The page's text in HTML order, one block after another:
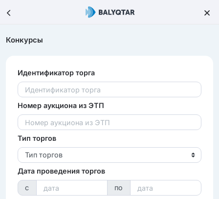
Конкурсы
Идентификатор торга
Номер аукциона из ЭТП
Тип торгов
Тип торгов
Дата проведения торгов
с
по